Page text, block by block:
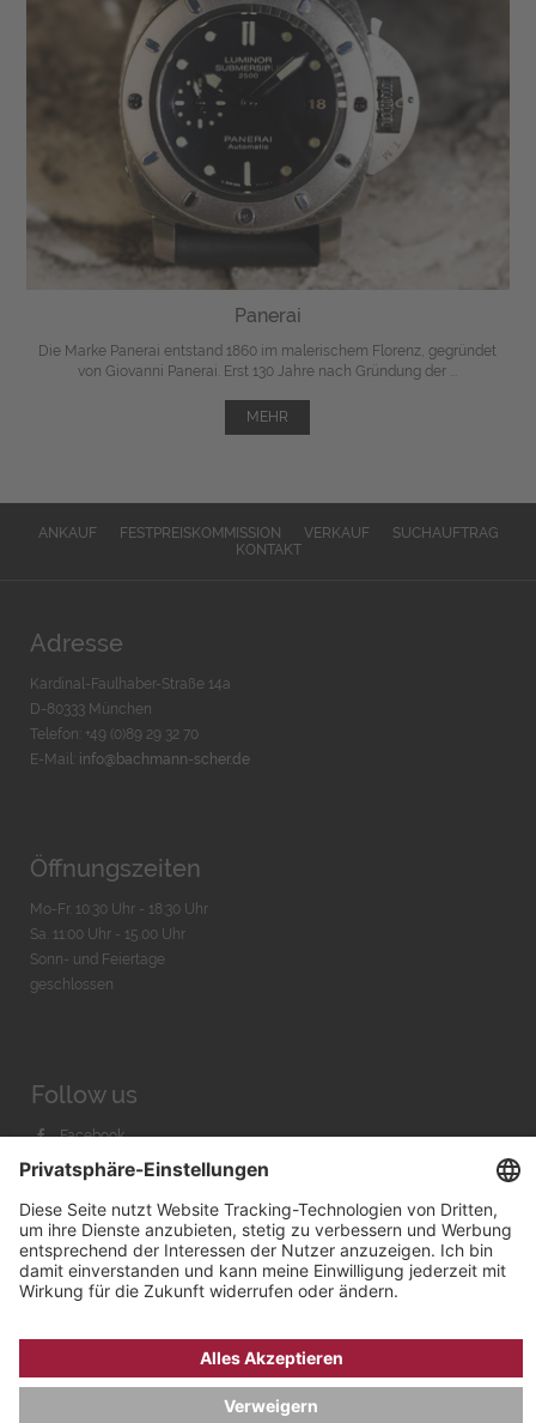
Panerai
Die Marke Panerai entstand 1860 im malerischem Florenz, gegründet
von Giovanni Panerai. Erst 130 Jahre nach Gründung der ...
MEHR
ANKAUF FESTPREISKOMMISSION VERKAUF
SUCHAUFTRAG
KONTAKT
Adresse
Kardinal-Faulhaber-Straße 14a
D-80333 München
Telefon: +49 (0)89 29 32 70
E-Mail: info@bachmann-scher.de
Öffnungszeiten
Mo-Fr. 10:30 Uhr - 18:30 Uhr
Sa. 11:00 Uhr - 15.00 Uhr
Sonn- und Feiertage
geschlossen
Follow us
Facebook
Instagram
Youtube
Bachmann & Scher GmbH / Watchandco GmbH